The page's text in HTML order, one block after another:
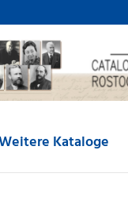
Kataloge